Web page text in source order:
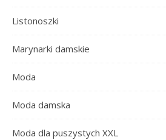
Listonoszki
Marynarki damskie
Moda
Moda damska
Moda dla puszystych XXL